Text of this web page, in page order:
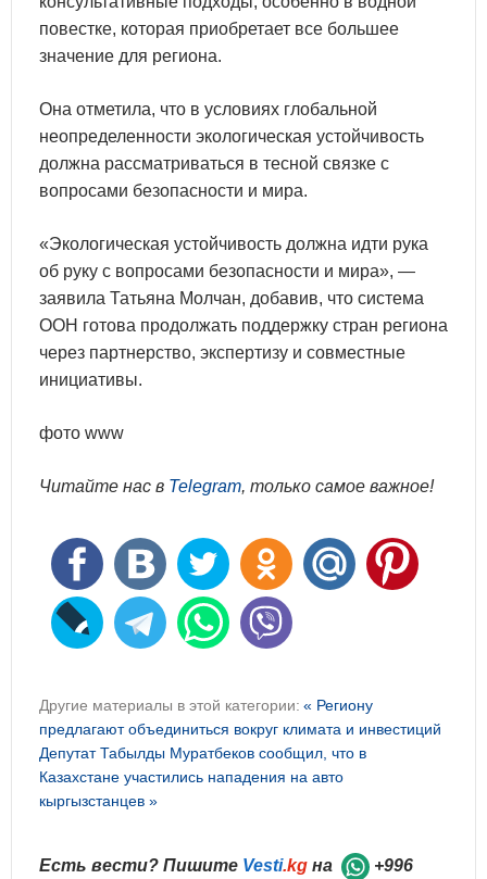
повестке, которая приобретает все большее
значение для региона.
Она отметила, что в условиях глобальной
неопределенности экологическая устойчивость
должна рассматриваться в тесной связке с
вопросами безопасности и мира.
«Экологическая устойчивость должна идти рука
об руку с вопросами безопасности и мира», —
заявила Татьяна Молчан, добавив, что система
ООН готова продолжать поддержку стран региона
через партнерство, экспертизу и совместные
инициативы.
фото www
Читайте нас в Telegram, только самое важное!
Другие материалы в этой категории: « Региону
предлагают объединиться вокруг климата и инвестиций
Депутат Табылды Муратбеков сообщил, что в
Казахстане участились нападения на авто
кыргызстанцев »
Есть вести? Пишите Vesti.kg на
+996